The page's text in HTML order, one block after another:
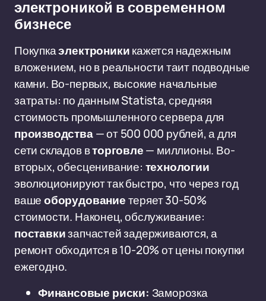
электроникой в современном
бизнесе
Покупкаэлектроникикажется надежным
вложением, но в реальности таит подводные
камни. Во-первых, высокие начальные
затраты: по данным Statista, средняя
стоимость промышленного сервера для
производства— от 500 000 рублей, а для
сети складов вторговле— миллионы. Во-
вторых, обесценивание: технологии
эволюционируют так быстро, что через год
вашеоборудованиетеряет 30-50%
стоимости. Наконец, обслуживание:
поставкизапчастей задерживаются, а
ремонт обходится в 10-20% от цены покупки
ежегодно.
Финансовые риски: Заморозка